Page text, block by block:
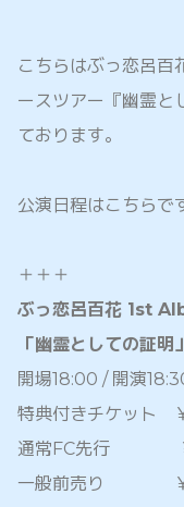
こちらはぶっ恋呂百
ースツアー『幽霊と
ております。
公演日程はこちらで
＋＋＋
ぶっ恋呂百花 1st
「幽霊としての証明」
開場18:00 / 開演
特典付きチケット
通常FC先行
一般前売り ￥